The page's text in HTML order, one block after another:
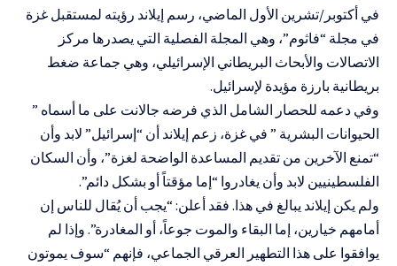
في أكتوبر/تشرين الأول الماضي، رسم إيلاند رؤيته لمستقبل غزة
في مجلة “فاثوم”، وهي المجلة الفصلية التي يصدرها مركز
الاتصالات والأبحاث البريطاني الإسرائيلي، وهي جماعة ضغط
بريطانية بارزة مؤيدة لإسرائيل.
وفي دعمه للحصار الشامل الذي فرضه جالانت على ما أسماه ”
الحيوانات البشرية ” في غزة، زعم إيلاند أن “إسرائيل” لابد وأن
“تمنع الآخرين من تقديم المساعدة الواضحة لغزة”، وأن السكان
الفلسطينيين لابد وأن يغادروا “إما مؤقتاً أو بشكل دائم”.
ولم يكن إيلاند يبالغ في هذا. فقد أعلن: “يجب أن يُقال للناس إن
أمامهم خيارين، إما البقاء والموت جوعاً، أو المغادرة”. وإذا لم
يوافقوا على هذا التطهير العرقي الجماعي، فإنهم “سوف يموتون